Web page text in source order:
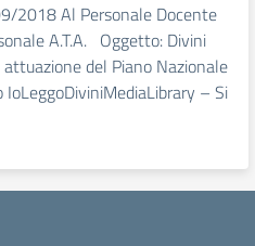
2018 Al Personale Docente
A.T.A. Oggetto: Divini
del Piano Nazionale
– Si